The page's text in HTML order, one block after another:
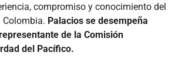
compromiso y conocimiento del
Palacios se desempeña
de la Comisión
del Pacífico.